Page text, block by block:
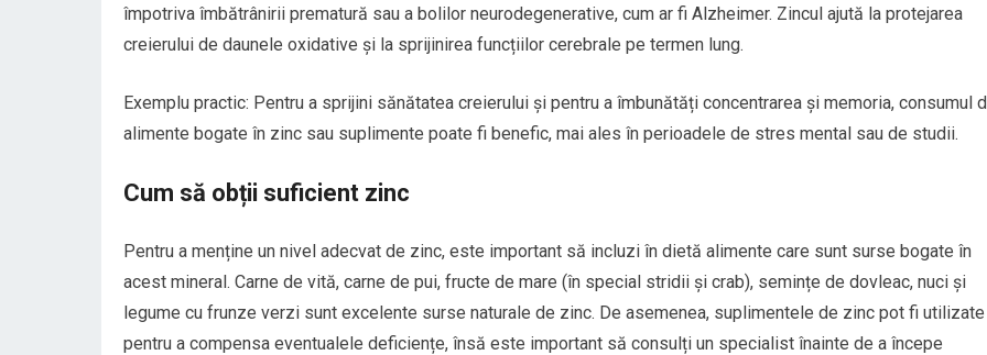
împotriva îmbătrânirii prematură sau a bolilor neurodegenerative, cum ar fi Alzheimer. Zincul ajută la protejarea
creierului de daunele oxidative și la sprijinirea funcțiilor cerebrale pe termen lung.
Exemplu practic: Pentru a sprijini sănătatea creierului și pentru a îmbunătăți concentrarea și memoria, consumul
alimente bogate în zinc sau suplimente poate fi benefic, mai ales în perioadele de stres mental sau de studii.
Cum să obții suficient zinc
Pentru a menține un nivel adecvat de zinc, este important să incluzi în dietă alimente care sunt surse bogate în
acest mineral. Carne de vită, carne de pui, fructe de mare (în special stridii și crab), semințe de dovleac, nuci și
legume cu frunze verzi sunt excelente surse naturale de zinc. De asemenea, suplimentele de zinc pot fi utilizate
pentru a compensa eventualele deficiențe, însă este important să consulți un specialist înainte de a începe